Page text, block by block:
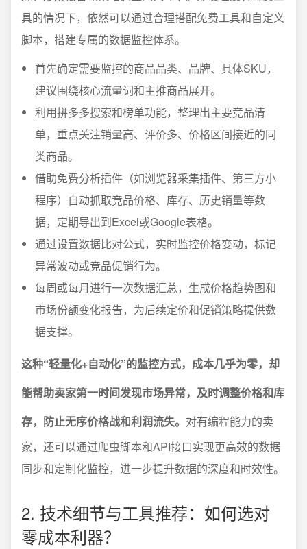
具的情况下，依然可以通过合理搭配免费工具和自定义
脚本，搭建专属的数据监控体系。
首先确定需要监控的商品品类、品牌、具体SKU，
建议围绕核心流量词和主推商品展开。
利用拼多多搜索和榜单功能，整理出主要竞品清
单，重点关注销量高、评价多、价格区间接近的同
类商品。
借助免费分析插件（如浏览器采集插件、第三方小
程序）自动抓取竞品价格、库存、历史销量等数
据，定期导出到Excel或Google表格。
通过设置数据比对公式，实时监控价格变动，标记
异常波动或竞品促销行为。
每周或每月进行一次数据汇总，生成价格趋势图和
市场份额变化报告，为后续定价和促销策略提供数
据支撑。
这种“轻量化+自动化”的监控方式，成本几乎为零，却
能帮助卖家第一时间发现市场异常，及时调整价格和库
存，防止无序价格战和利润流失。 对有编程能力的卖
家，还可以通过爬虫脚本和API接口实现更高效的数据
同步和定制化监控，进一步提升数据的深度和时效性。
2. 技术细节与工具推荐：如何选对
零成本利器？